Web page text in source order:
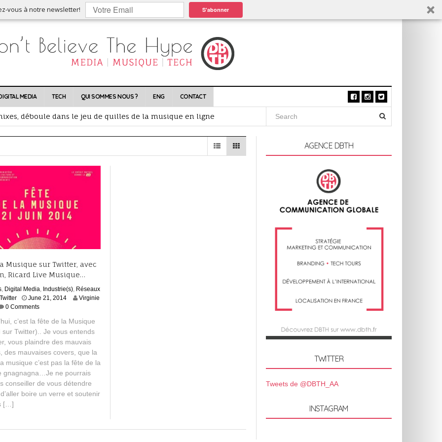
vous à notre newsletter! S'abonner
MEDIA TECH QUI SOMMES NOUS ? ENG CONTACT
l’occasion, les plus jeunes achètent du neuf
déboule dans le jeu de quilles de la musique en ligne
!
Musique sur Twitter, avec
Ricard Live Musique…
, Digital Media, Industrie(s), Réseaux
Twitter June 21, 2014A
u
s
t
1
2
0
1
Virginie
0 Comments
c’est la fête de la Musique
sur Twitter).. Je vous entends
vous plaindre des mauvais
des mauvaises covers, que la
musique c’est pas la fête de la
gnagnagna…Je ne pourrais
conseiller de vous détendre
boire un verre et soutenir
[…]
AGENCE DBTH
TWITTER
Tweets de @DBTH_AA
INSTAGRAM